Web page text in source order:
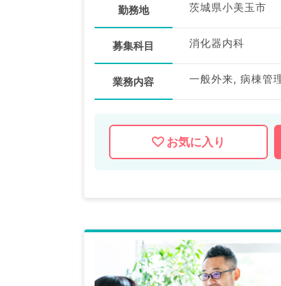
勤務地 茨城県小美玉市
募集科目 消化器内科
業務内容 一般外来, 病棟管
お気に入り